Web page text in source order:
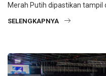
Merah Putih dipastikan
SELENGKAPNYA